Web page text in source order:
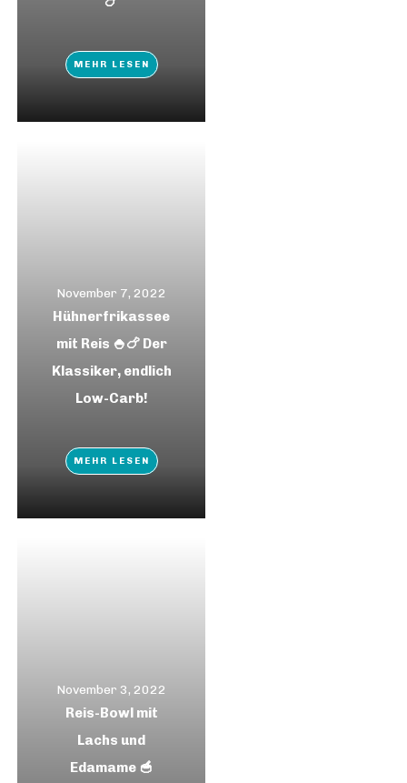
MEHR LESEN
November 7, 2022
Hühnerfrikassee
mit Reis 🍚🍗 Der
Klassiker, endlich
Low-Carb!
MEHR LESEN
November 3, 2022
Reis-Bowl mit
Lachs und
Edamame 🥣